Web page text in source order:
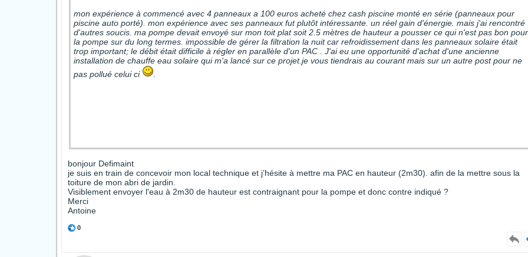
mon expérience à commencé avec 4 panneaux a 100 euros acheté chez cash piscine monté en série (panneaux pour
piscine auto porté). mon expérience avec ses panneaux fut plutôt intéressante. un réel gain d'énergie. mais j'ai rencontré
d'autres soucis. ma pompe devait envoyé sur mon toit plat soit 2.5 mètres de hauteur a pousser ce qui n'est pas bon pour
la pompe sur du long termes. impossible de gérer la filtration la nuit car refroidissement dans les panneaux solaire était
trop important; le débit était difficile à régler en parallèle d'un PAC . J'ai eu une opportunité d'achat d'une ancienne
installation de chauffe eau solaire qui m'a lancé sur ce projet.je vous tiendrais au courant mais sur un autre post pour ne
pas pollué celui ci
bonjour Defimaint
je suis en train de concevoir mon local technique et j’hésite à mettre ma PAC en hauteur (2m30). afin de la mettre sous la
toiture de mon abri de jardin.
Visiblement envoyer l'eau à 2m30 de hauteur est contraignant pour la pompe et donc contre indiqué ?
Merci
Antoine
0